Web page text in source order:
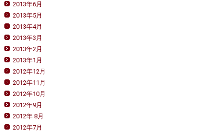
2013年6月
2013年5月
2013年4月
2013年3月
2013年2月
2013年1月
2012年12月
2012年11月
2012年10月
2012年9月
2012年 8月
2012年7月